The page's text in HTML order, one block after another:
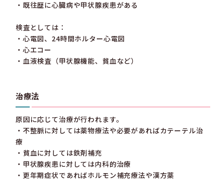
・既往歴に心臓病や甲状腺疾患がある
検査としては：
・心電図、24時間ホルター心電図
・心エコー
・血液検査（甲状腺機能、貧血など）
治療法
原因に応じて治療が行われます。
・不整脈に対しては薬物療法や必要があればカテーテル治
療
・貧血に対しては鉄剤補充
・甲状腺疾患に対しては内科的治療
・更年期症状であればホルモン補充療法や漢方薬